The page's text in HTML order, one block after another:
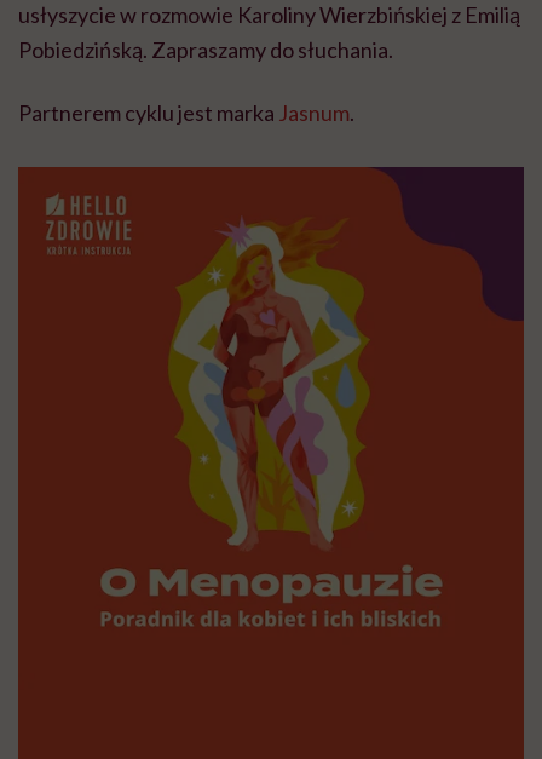
usłyszycie w rozmowie Karoliny Wierzbińskiej z Emilią
Pobiedzińską. Zapraszamy do słuchania.
Partnerem cyklu jest marka Jasnum.